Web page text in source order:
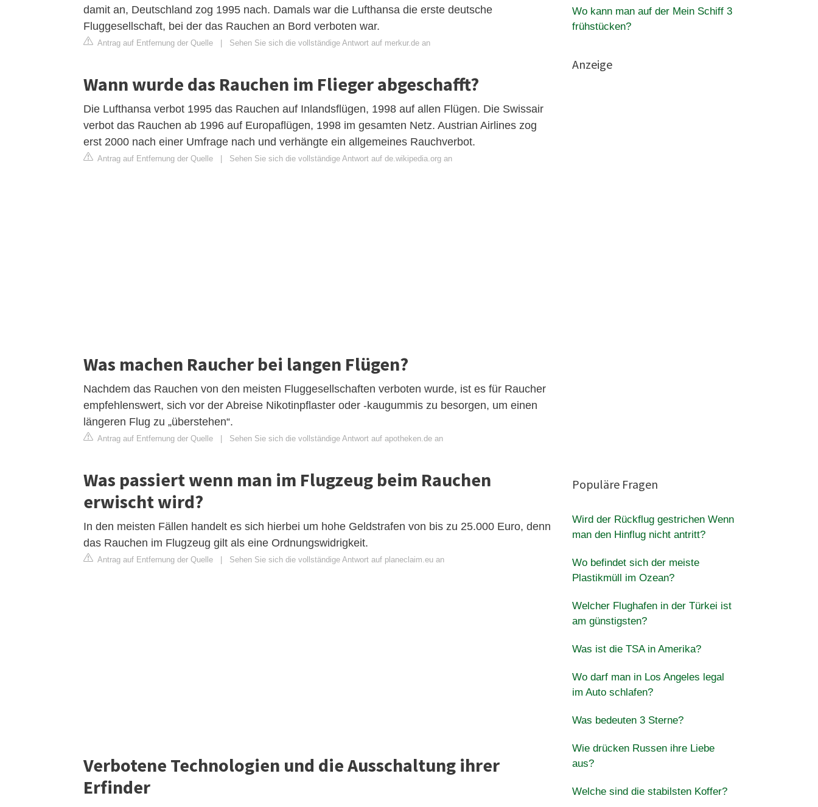
damit an, Deutschland zog 1995 nach. Damals war die Lufthansa die erste deutsche
Fluggesellschaft, bei der das Rauchen an Bord verboten war.
Antrag auf Entfernung der Quelle Sehen Sie sich die vollständige Antwort auf merkur.de an
Wann wurde das Rauchen im Flieger abgeschafft?
Die Lufthansa verbot 1995 das Rauchen auf Inlandsflügen, 1998 auf allen Flügen. Die Swissair
verbot das Rauchen ab 1996 auf Europaflügen, 1998 im gesamten Netz. Austrian Airlines zog
erst 2000 nach einer Umfrage nach und verhängte ein allgemeines Rauchverbot.
Antrag auf Entfernung der Quelle Sehen Sie sich die vollständige Antwort auf de.wikipedia.org an
Was machen Raucher bei langen Flügen?
Nachdem das Rauchen von den meisten Fluggesellschaften verboten wurde, ist es für Raucher
empfehlenswert, sich vor der Abreise Nikotinpflaster oder -kaugummis zu besorgen, um einen
längeren Flug zu „überstehen“.
Antrag auf Entfernung der Quelle Sehen Sie sich die vollständige Antwort auf apotheken.de an
Was passiert wenn man im Flugzeug beim Rauchen
erwischt wird?
In den meisten Fällen handelt es sich hierbei um hohe Geldstrafen von bis zu 25.000 Euro, denn
das Rauchen im Flugzeug gilt als eine Ordnungswidrigkeit.
Antrag auf Entfernung der Quelle Sehen Sie sich die vollständige Antwort auf planeclaim.eu an
Verbotene Technologien und die Ausschaltung ihrer
Erfinder
Wo kann man auf der Mein Schiff 3
frühstücken?
Anzeige
Populäre Fragen
Wird der Rückflug gestrichen Wenn
man den Hinflug nicht antritt?
Wo befindet sich der meiste
Plastikmüll im Ozean?
Welcher Flughafen in der Türkei ist
am günstigsten?
Was ist die TSA in Amerika?
Wo darf man in Los Angeles legal
im Auto schlafen?
Was bedeuten 3 Sterne?
Wie drücken Russen ihre Liebe
aus?
Welche sind die stabilsten Koffer?